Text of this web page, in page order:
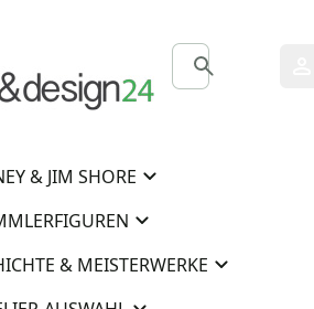
& JIM SHORE
& MEISTERWERKE